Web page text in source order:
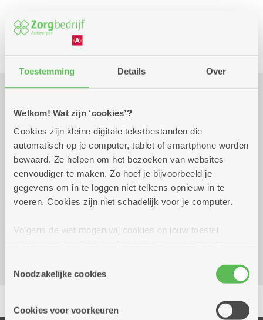
Toestemming Details Over
Welkom! Wat zijn ‘cookies’?
Cookies zijn kleine digitale tekstbestanden die
automatisch op je computer, tablet of smartphone worden
bewaard. Ze helpen om het bezoeken van websites
eenvoudiger te maken. Zo hoef je bijvoorbeeld je
gegevens om in te loggen niet telkens opnieuw in te
voeren. Cookies zijn niet schadelijk voor je computer.
Volgens de wet mogen wij cookies op jouw toestel
cookies hebben we jouw toestemming nodig. Sommige
cookies worden geplaatst door derde partijen die een
informatie over jouw (geanonimiseerd) gebruik van onze
Noodzakelijke cookies
Cookies voor voorkeuren
Markt
Praktisch
dinsdag 8 september
2026
11.00 uur tot 16.00
uur
Reserveer vervoer
Portugesestraat 1
2660 Hoboken